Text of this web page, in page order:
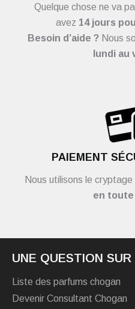
Quelque chose ne va
avez 14 jours
Besoin d’aide ? Nous
lundi au
PAIEMENT
Nous utilisons le
en
UNE QUESTION
Liste des parfums chogan
Devenir Consultant Chogan